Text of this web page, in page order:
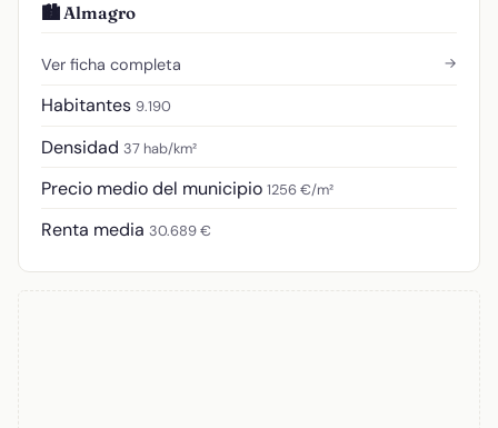
🏙️ Almagro
Ver ficha completa →
Habitantes 9.190
Densidad 37 hab/km²
Precio medio del municipio 1256 €/m²
Renta media 30.689 €